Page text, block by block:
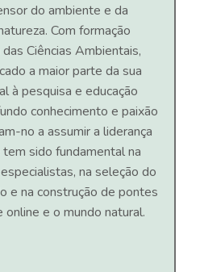
do ambiente e da
Com formação
Ciências Ambientais,
a maior parte da sua
à pesquisa e educação
conhecimento e paixão
no a assumir a liderança
sido fundamental na
na seleção do
e na construção de pontes
online e o mundo natural.